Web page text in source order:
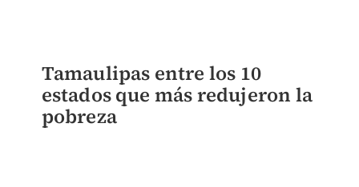
Tamaulipas entre los 10
estados que más redujeron la
pobreza